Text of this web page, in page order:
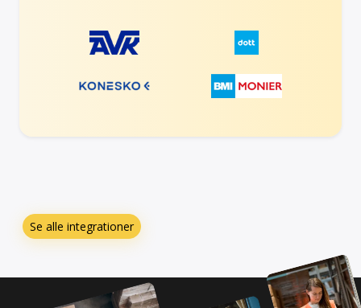
Se alle integrationer